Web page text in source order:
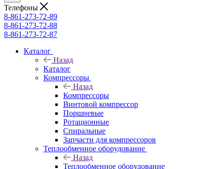
Телефоны
8-861-273-72-89
8-861-273-72-88
8-861-273-72-87
Каталог
Назад
Каталог
Компрессоры
Назад
Компрессоры
Винтовой компрессор
Поршневые
Ротационные
Спиральные
Запчасти для компрессоров
Теплообменное оборудование
Назад
Теплообменное оборудование